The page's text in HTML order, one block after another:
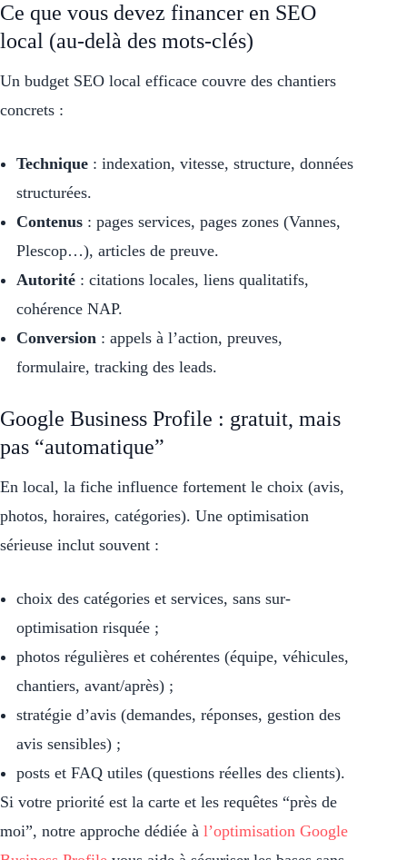
Ce que vous devez financer en SEO
local (au-delà des mots-clés)
Un budget SEO local efficace couvre des chantiers
concrets :
Technique : indexation, vitesse, structure, données
structurées.
Contenus : pages services, pages zones (Vannes,
Plescop…), articles de preuve.
Autorité : citations locales, liens qualitatifs,
cohérence NAP.
Conversion : appels à l’action, preuves,
formulaire, tracking des leads.
Google Business Profile : gratuit, mais
pas “automatique”
En local, la fiche influence fortement le choix (avis,
photos, horaires, catégories). Une optimisation
sérieuse inclut souvent :
choix des catégories et services, sans sur-
optimisation risquée ;
photos régulières et cohérentes (équipe, véhicules,
chantiers, avant/après) ;
stratégie d’avis (demandes, réponses, gestion des
avis sensibles) ;
posts et FAQ utiles (questions réelles des clients).
Si votre priorité est la carte et les requêtes “près de
moi”, notre approche dédiée à l’optimisation Google